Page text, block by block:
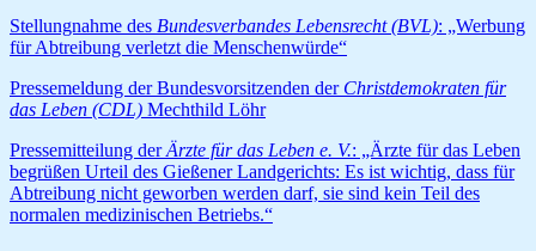
Stellungnahme des Bundesverbandes Lebensrecht (BVL): „Werbung
für Abtreibung verletzt die Menschenwürde“
Pressemeldung der Bundesvorsitzenden der Christdemokraten für
das Leben (CDL) Mechthild Löhr
Pressemitteilung derÄrzte für das Leben e. V.: „Ärzte für das Leben
begrüßen Urteil des Gießener Landgerichts: Es ist wichtig, dass für
Abtreibung nicht geworben werden darf, sie sind kein Teil des
normalen medizinischen Betriebs.“